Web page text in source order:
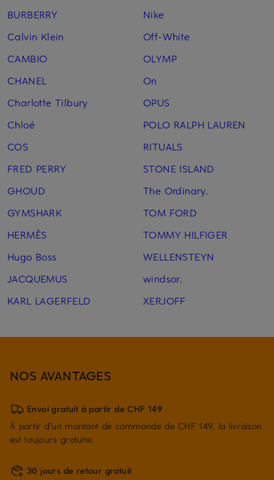
BURBERRY
Calvin Klein
CAMBIO
CHANEL
Charlotte Tilbury
Chloé
COS
FRED PERRY
GHOUD
GYMSHARK
HERMÈS
Hugo Boss
JACQUEMUS
KARL LAGERFELD
Nike
Off-White
OLYMP
On
OPUS
POLO RALPH LAUREN
RITUALS
STONE ISLAND
The Ordinary.
TOM FORD
TOMMY HILFIGER
WELLENSTEYN
windsor.
XERJOFF
NOS AVANTAGES
Envoi gratuit à partir de CHF 149
À partir d'un montant de commande de CHF 149, la livraison
est toujours gratuite.
30 jours de retour gratuit